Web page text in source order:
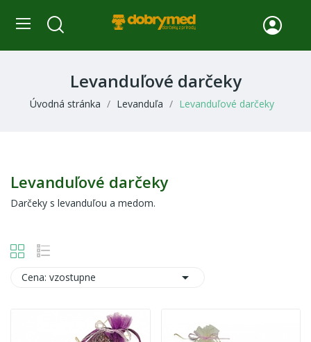
Levanduľové darčeky
Úvodná stránka Levanduľa Levanduľové darčeky
Levanduľové darčeky
Darčeky s levanduľou a medom.
Cena: vzostupne 